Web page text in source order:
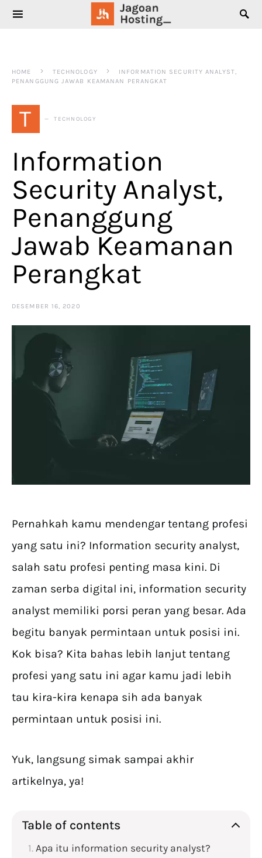
SEARCH FOR:
HOME TECHNOLOGY
INFORMATION SECURITY ANALYST,
PENANGGUNG JAWAB KEAMANAN PERANGKAT
T TECHNOLOGY
Information
Security Analyst,
Penanggung
Jawab Keamanan
Perangkat
DESEMBER 16, 2020
Pernahkah kamu mendengar tentang profesi
yang satu ini? Information security analyst,
salah satu profesi penting masa kini. Di
zaman serba digital ini, information security
analyst memiliki porsi peran yang besar. Ada
begitu banyak permintaan untuk posisi ini.
Kok bisa? Kita bahas lebih lanjut tentang
profesi yang satu ini agar kamu jadi lebih
tau kira-kira kenapa sih ada banyak
permintaan untuk posisi ini.
Yuk, langsung simak sampai akhir
artikelnya, ya!
Table of contents
Apa itu information security analyst?